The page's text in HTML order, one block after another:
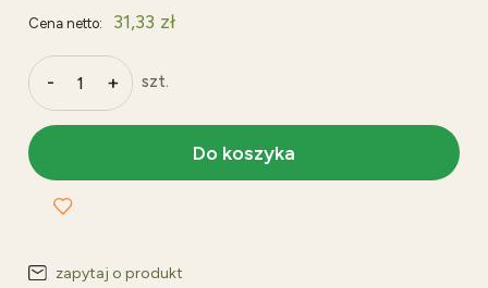
Cena netto: 31,33 zł
- + szt.
Do koszyka
zapytaj o produkt